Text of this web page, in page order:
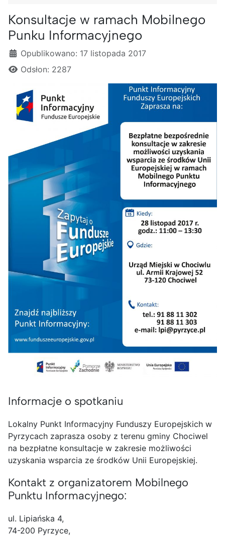
Konsultacje w ramach Mobilnego
Punku Informacyjnego
Szczegóły
Opublikowano: 17 listopada 2017
Odsłon: 2287
Informacje o spotkaniu
Lokalny Punkt Informacyjny Funduszy Europejskich w
Pyrzycach zaprasza osoby z terenu gminy Chociwel
na bezpłatne konsultacje w zakresie możliwości
uzyskania wsparcia ze środków Unii Europejskiej.
Kontakt z organizatorem Mobilnego
Punktu Informacyjnego:
ul. Lipiańska 4,
74-200 Pyrzyce,